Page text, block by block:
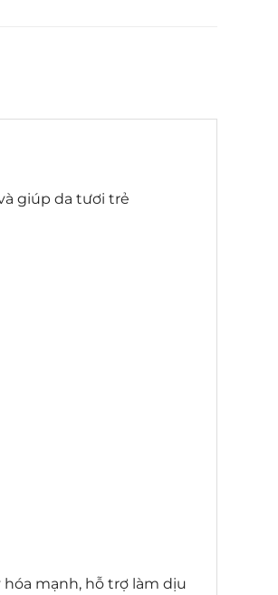
giúp da tươi trẻ
mạnh, hỗ trợ làm dịu